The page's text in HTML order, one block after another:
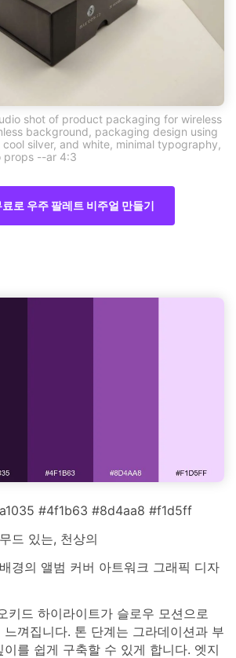
shot of product packaging for wireless
background, packaging design using
silver, and white, minimal typography,
props --ar 4:3
로 우주 팔레트 비주얼 만들기
#4f1b63 #8d4aa8 #f1d5ff
드 있는, 천상의
경의 앨범 커버 아트워크 그래픽 디자
키드 하이라이트가 슬로우 모션으로
껴집니다. 톤 단계는 그라데이션과 부
이를 쉽게 구축할 수 있게 합니다. 엣지